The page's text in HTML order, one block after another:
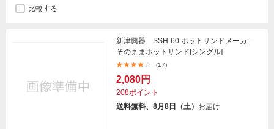
比較する
新津興器 SSH-60 ホットサンドメーカ―
そのままホットサンド[シングル]
(17)
2,080円
208ポイント
送料無料、8月8日（土） お届け